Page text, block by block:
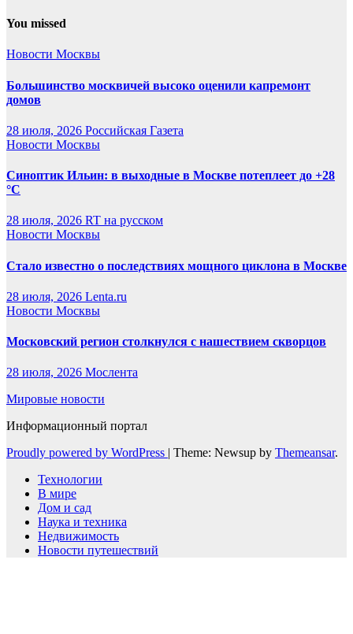
You missed
Новости Москвы
Большинство москвичей высоко оценили капремонт
домов
28 июля, 2026 Российская Газета
Новости Москвы
Синоптик Ильин: в выходные в Москве потеплеет до +28
°C
28 июля, 2026 RT на русском
Новости Москвы
Стало известно о последствиях мощного циклона в Москве
28 июля, 2026 Lenta.ru
Новости Москвы
Московский регион столкнулся с нашествием скворцов
28 июля, 2026 Мослента
Мировые новости
Информационный портал
Proudly powered by WordPress | Theme: Newsup by Themeansar.
Технологии
В мире
Дом и сад
Наука и техника
Недвижимость
Новости путешествий